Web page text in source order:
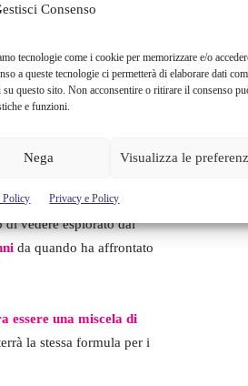
Consenso
tecnologie come i cookie per memorizzare e/o
a queste tecnologie ci permetterà di elaborare dati
questo sito. Non acconsentire o ritirare il consenso
e funzioni.
Nega Visualizza le
Policy Privacy e Policy
uno degli elementi più
per il film indicavano che
vedere esplorato dal
da quando ha affrontato
essere una miscela di
la stessa formula per i